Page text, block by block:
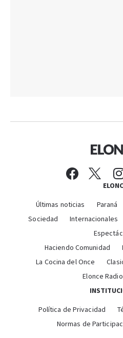
Últimas noticias Paraná
Sociedad
Internacionales
Haciendo Comunidad
La Cocina del Once
Elonce
Política de Privacidad
Normas de